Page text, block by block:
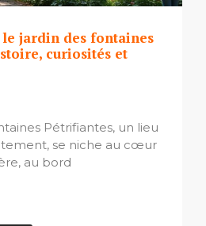
jardin des fontaines
curiosités et
Pétrifiantes, un lieu
se niche au cœur
au bord